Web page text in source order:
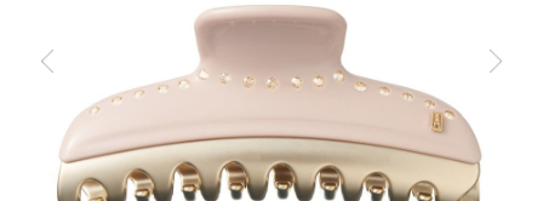
トピックス
ヘアアレンジ動画
ヒストリー